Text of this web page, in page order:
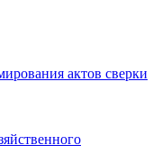
актов сверки